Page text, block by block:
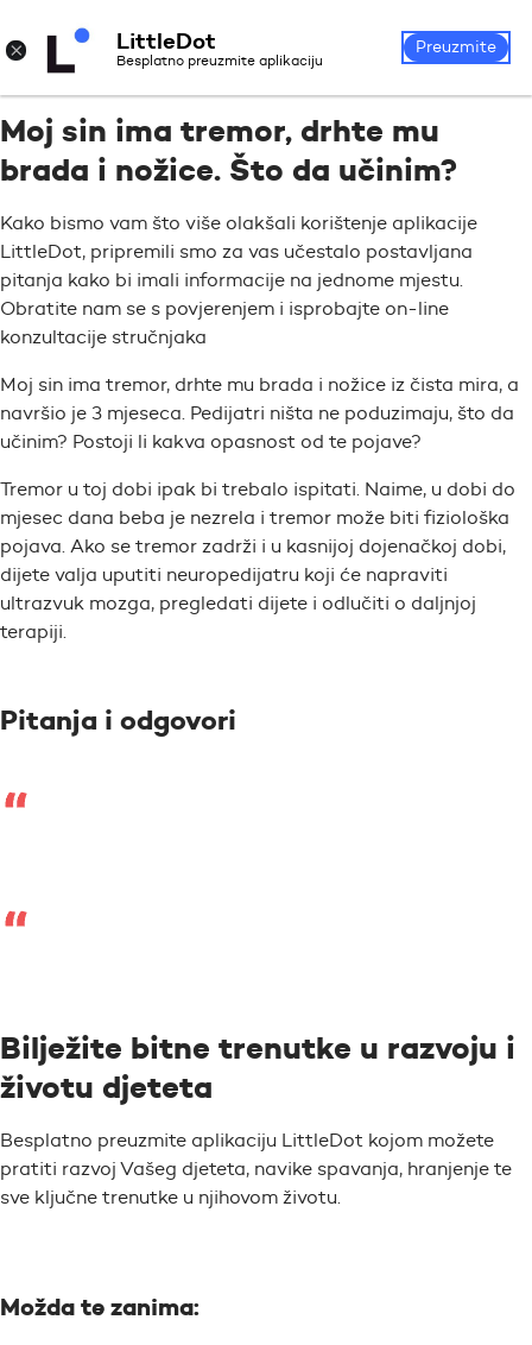
Prijava
Moj sin ima tremor, drhte mu
brada i nožice. Što da učinim?
Kako bismo vam što više olakšali korištenje aplikacije
LittleDot, pripremili smo za vas učestalo postavljana
pitanja kako bi imali informacije na jednome mjestu.
Obratite nam se s povjerenjem i isprobajte on-line
konzultacije stručnjaka
Moj sin ima tremor, drhte mu brada i nožice iz čista mira, a
navršio je 3 mjeseca. Pedijatri ništa ne poduzimaju, što da
učinim? Postoji li kakva opasnost od te pojave?
Tremor u toj dobi ipak bi trebalo ispitati. Naime, u dobi do
mjesec dana beba je nezrela i tremor može biti fiziološka
pojava. Ako se tremor zadrži i u kasnijoj dojenačkoj dobi,
dijete valja uputiti neuropedijatru koji će napraviti
ultrazvuk mozga, pregledati dijete i odlučiti o daljnjoj
terapiji.
Pitanja i odgovori
Bilježite bitne trenutke u razvoju i
životu djeteta
Besplatno preuzmite aplikaciju LittleDot kojom možete
pratiti razvoj Vašeg djeteta, navike spavanja, hranjenje te
sve ključne trenutke u njihovom životu.
Možda te zanima:
× LittleDot
Besplatno preuzmite aplikaciju
Preuzmite